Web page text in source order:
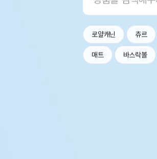
로얄캐닌 츄르
매트 바스락볼